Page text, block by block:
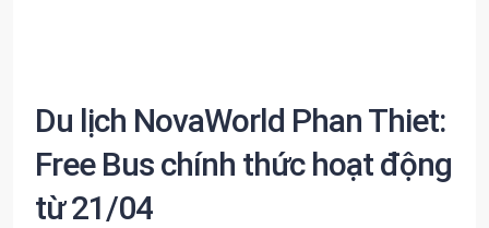
Du lịch NovaWorld Phan Thiet:
Free Bus chính thức hoạt động
từ 21/04